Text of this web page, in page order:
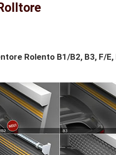
Rolento B1/B2, B3, F/